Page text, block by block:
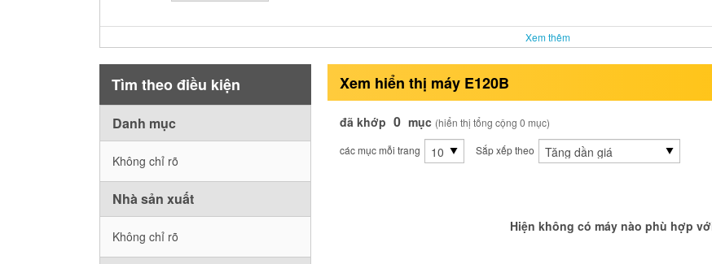
Xem thêm
Tìm theo điều kiện
Danh mục
Không chỉ rõ
Nhà sản xuất
Không chỉ rõ
Xem hiển thị máy E120B
đã khớp 0 mục (hiển thị tổng cộng 0 mục)
các mục mỗi trang
Sắp xếp theo
Hiện không có máy nào phù hợp